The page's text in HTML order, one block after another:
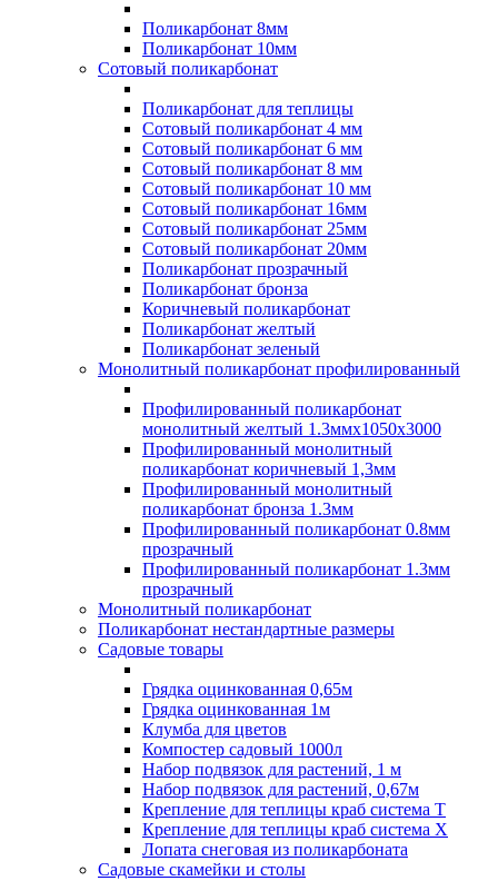
Поликарбонат 8мм
Поликарбонат 10мм
Сотовый поликарбонат
Поликарбонат для теплицы
Сотовый поликарбонат 4 мм
Сотовый поликарбонат 6 мм
Сотовый поликарбонат 8 мм
Сотовый поликарбонат 10 мм
Сотовый поликарбонат 16мм
Сотовый поликарбонат 25мм
Сотовый поликарбонат 20мм
Поликарбонат прозрачный
Поликарбонат бронза
Коричневый поликарбонат
Поликарбонат желтый
Поликарбонат зеленый
Монолитный поликарбонат профилированный
Профилированный поликарбонат
монолитный желтый 1.3ммх1050х3000
Профилированный монолитный
поликарбонат коричневый 1,3мм
Профилированный монолитный
поликарбонат бронза 1.3мм
Профилированный поликарбонат 0.8мм
прозрачный
Профилированный поликарбонат 1.3мм
прозрачный
Монолитный поликарбонат
Поликарбонат нестандартные размеры
Садовые товары
Грядка оцинкованная 0,65м
Грядка оцинкованная 1м
Клумба для цветов
Компостер садовый 1000л
Набор подвязок для растений, 1 м
Набор подвязок для растений, 0,67м
Крепление для теплицы краб система Т
Крепление для теплицы краб система Х
Лопата снеговая из поликарбоната
Садовые скамейки и столы